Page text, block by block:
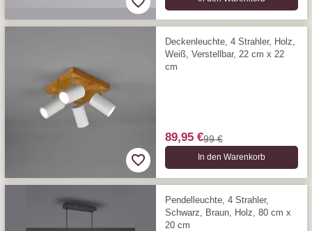
Deckenleuchte, 4 Strahler, Holz,
Weiß, Verstellbar, 22 cm x 22
cm
89,95 €99 €
In den Warenkorb
Pendelleuchte, 4 Strahler,
Schwarz, Braun, Holz, 80 cm x
20 cm